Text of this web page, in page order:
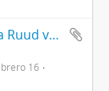
Carta de Alicia P. de Monti a Ruud van Hoogevest
16